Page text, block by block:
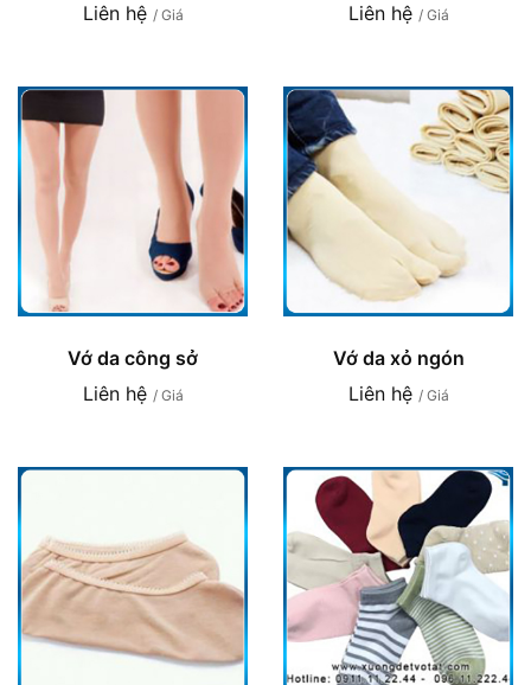
Liên hệ / Giá
Liên hệ / Giá
Vớ da công sở
Liên hệ / Giá
Vớ da xỏ ngón
Liên hệ / Giá